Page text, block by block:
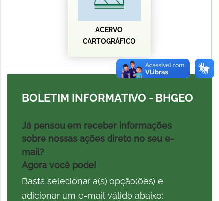
ACERVO
CARTOGRÁFICO
BOLETIM INFORMATIVO - BHGEO
Já pensou em receber informações
sobre nossas ações direto no seu e-
mail?
Agora você pode!
Basta selecionar a(s) opção(ões) e
adicionar um e-mail válido abaixo: